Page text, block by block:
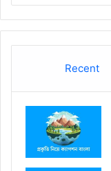
Recent